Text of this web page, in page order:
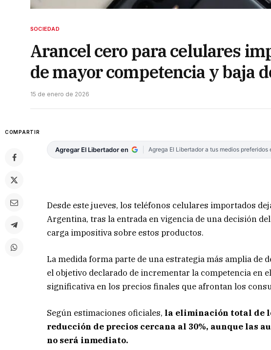
SOCIEDAD
Arancel cero para celulares
de mayor competencia y baja
15 de enero de 2026
COMPARTIR
Agregar El Libertador en Agrega El Libertador a tus medios preferidos
Desde este jueves, los teléfonos celulares importados
Argentina, tras la entrada en vigencia de una decisión
carga impositiva sobre estos productos.
La medida forma parte de una estrategia más amplia de
el objetivo declarado de incrementar la competencia en
significativa en los precios finales que afrontan los
Según estimaciones oficiales, la eliminación total de
reducción de precios cercana al 30%, aunque las
no será inmediato.